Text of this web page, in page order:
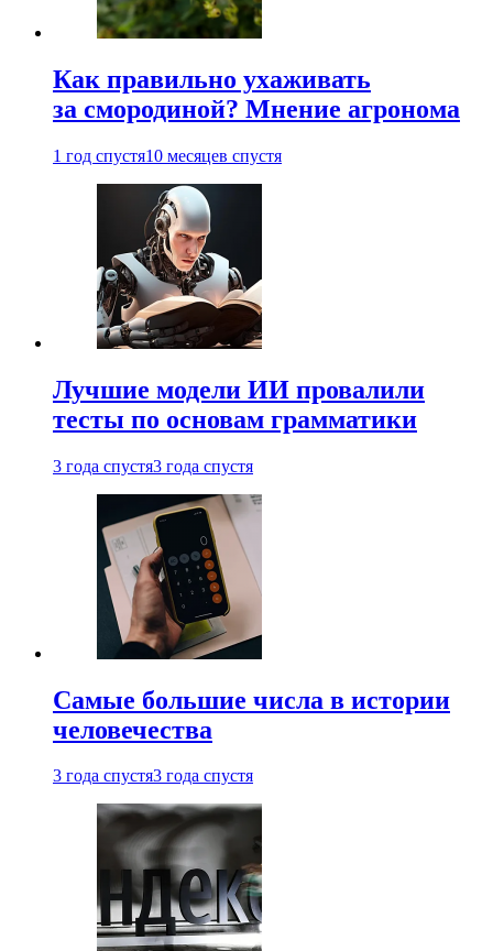
Как правильно ухаживать
за смородиной? Мнение агронома
1 год спустя10 месяцев спустя
Лучшие модели ИИ провалили
тесты по основам грамматики
3 года спустя3 года спустя
Самые большие числа в истории
человечества
3 года спустя3 года спустя